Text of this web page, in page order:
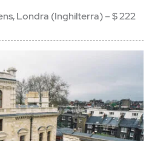
Londra (Inghilterra) – $ 222